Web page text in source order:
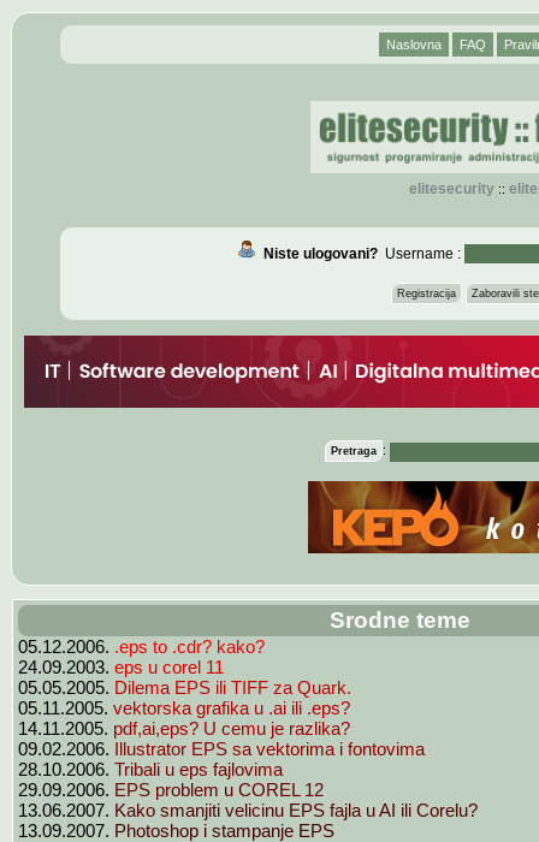
Naslovna FAQ
elitesecurity::
Niste ulogovani?Username :
Registracija Zaboravili
Pretraga :
Srodne teme
05.12.2006. .eps to .cdr? kako?
24.09.2003. eps u corel 11
05.05.2005. Dilema EPS ili TIFF za Quark.
05.11.2005. vektorska grafika u .ai ili .eps?
14.11.2005. pdf,ai,eps? U cemu je razlika?
09.02.2006. Illustrator EPS sa vektorima i fontovima
28.10.2006. Tribali u eps fajlovima
29.09.2006. EPS problem u COREL 12
13.06.2007. Kako smanjiti velicinu EPS fajla u AI ili Corelu?
13.09.2007. Photoshop i stampanje EPS